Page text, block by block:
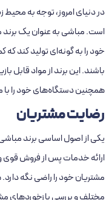
در دنیای امروز، توجه به محیط
است. مباشی به ‌عنوان یک برند
خود را به ‌گونه‌ای تولید کند
باشند. این برند از مواد قابل
همچنین دستگاه‌های خود را با
رضایت مشتریان
یکی از اصول اساسی برند
ارائه خدمات پس از فروش قوی
مشتریان خود را راضی نگه
مختلف و بررسی بازخوردهای